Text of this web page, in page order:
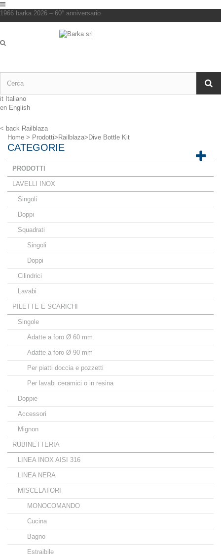
1966 barka 2026 – 60° anniversario
it Italiano
en English
< back Railblaza
Home > Prodotti> Railblaza> Dive Bottle Kit
CATEGORIE
PRODOTTI
LAVELLI INOX
Singoli
Doppi
Squadrati
Singoli
Doppi
Cilindrici
Lavabi
PILETTE E SCARICHI
Singole
Adatte a foro Ø 60 mm
Adatte a foro Ø 90 mm
Per piatti doccia e pozzetti
Per lavabi ceramici o in resina
Doppie
Accessori
Mignon
RUBINETTERIA
LINEA INOX AISI 316
LINEA NERA
MISCELATORI
MONOCOMANDO
Cucina
Bagno
Estraibile